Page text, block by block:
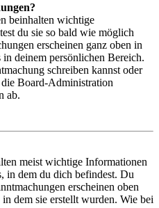
beinhalten wichtige
du sie so bald wie möglich
erscheinen ganz oben in
deinem persönlichen Bereich.
schreiben kannst oder
Board-Administration
ab.
meist wichtige Informationen
in dem du dich befindest. Du
erscheinen oben
dem sie erstellt wurden. Wie bei